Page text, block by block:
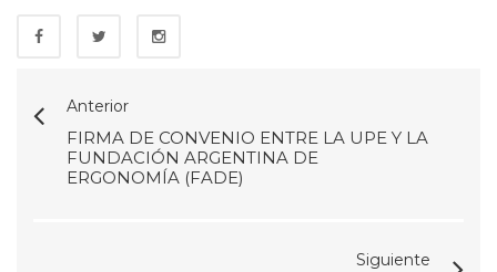
Anterior
FIRMA DE CONVENIO ENTRE LA UPE Y LA
FUNDACIÓN ARGENTINA DE
ERGONOMÍA (FADE)
Siguiente